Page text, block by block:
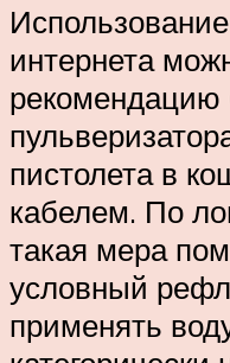
интернета
рекомендацию
пистолета в
кабелем. По
такая мера
условный
применять